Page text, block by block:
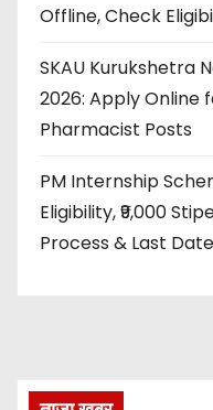
Offline, Check
SKAU Kurukshetra
2026: Apply Online
Pharmacist Posts
PM Internship
Eligibility, ₹9,000
Process & Last Date